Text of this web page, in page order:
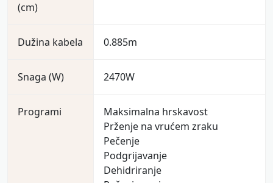
(cm)
Dužina kabela 0.885m
Snaga (W) 2470W
Programi
Maksimalna hrskavost
Prženje na vrućem zraku
Pečenje
Podgrijavanje
Dehidriranje